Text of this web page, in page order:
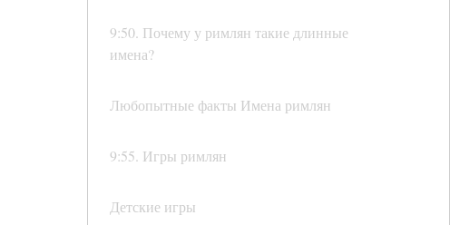
9:50. Почему у римлян такие длинные
имена?
Любопытные факты Имена римлян
9:55. Игры римлян
Детские игры